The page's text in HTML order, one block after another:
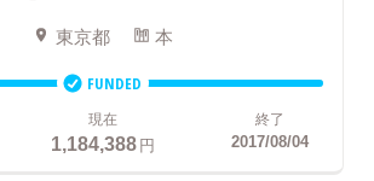
東京都 本
FUNDED
現在
1,184,388円
終了
2017/08/04